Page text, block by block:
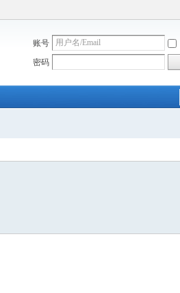
账号
密码